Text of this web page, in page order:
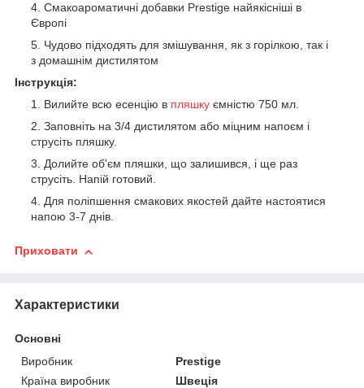
Смакоароматичні добавки Prestige найякісніші в
Європі
Чудово підходять для змішування, як з горілкою, так і
з домашнім дистилятом
Інструкція:
Вилийте всю есенцію в пляшку ємністю 750 мл.
Заповніть на 3/4 дистилятом або міцним напоєм і
струсіть пляшку.
Долийте об'єм пляшки, що залишився, і ще раз
струсіть. Напій готовий.
Для поліпшення смакових якостей дайте настоятися
напою 3-7 днів.
Приховати
Характеристики
Основні
Виробник
Prestige
Країна виробник
Швеція